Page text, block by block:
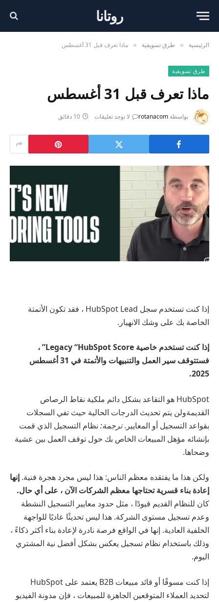
روتانا
الرئيسية » طرق تسويقية » ماذا تعرف قبل 31 أغسطس
طرق تسويقية
ماذا تعرف قبل 31 أغسطس
بواسطة rotanacom لا توجد تعليقات 10 دقائق
إذا كنت تستخدم سجل HubSpot Lead ، فقد تكون الأتمتة
الخاصة بك على وشك الانهيار.
إذا كنت تستخدم خاصية Legacy “HubSpot Score” ،
فستتوقف سير العمل والتنبيهات والأتمتة في 31 أغسطس
2025.
HubSpot هو
التقاعد بشكل دائم ملكية نقاط الرصاص
القديمةولن يتم تحديث الدرجات الحالية حيث تفي السجلات
بقواعد التسجيل أو المعايير.ترجمة: نظام التسجيل الذي قمت
بإنشائه مؤهل المبيعات الخاص بك حول توقف العمل بين عشية
وضحاها.
ولكن هذا ما يفتقده معظم الناس: هذا ليس مجرد هجرة فنية. إنها
إعادة بناء قسرية تحتاجها معظم الشركات الآن ، على أي حال.
كان للنظام القديم قيودًا ، مثل حدود معايير التسجيل النشطة
وعدم تسجيل مستوى الشركة. هذا ليس تحديثًا عاديًا للواجهة
الخلفية العادية. إنها في الواقع فرصة نادرة لإعادة بناء أكثر ذكاءً ،
وذلك باستخدام نظام تسجيل يعكس بشكل أفضل نية المشتري
اليوم.
إذا كنت مسوقًا أو قائد مبيعات B2B يعتمد على HubSpot
لتحديد العملاء المتوقعين الجاهزة للمبيعات ، فإن مدونة الفيديو